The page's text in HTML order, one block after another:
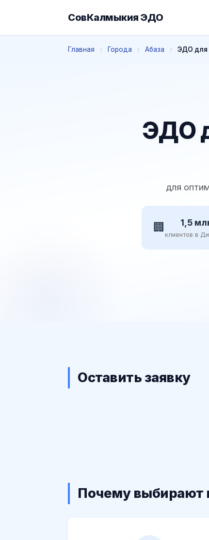
СовКалмыкия ЭДО
Главная Города Абаза ЭДО для
ЭДО
для
🏢 1,5
клиентов в
Оставить заявку
Почему выбирают